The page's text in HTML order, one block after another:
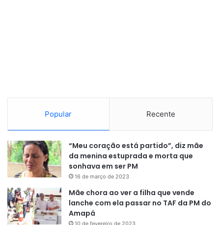
Para o engenheiro, o monitoramento vai permitir
acompanhar também as mudanças climáticas. “O satélite
Terra. Vai ter uma cobertura quase contínua de todas as
áreas imersas e cobertas de gelo. É uma massa de dados
muito interessante. Vai ter informações de biomassa, de
subterrânea e vai ter dois sensores. Um da Nasa na
chamada banda L e o dos indianos de um comprimento de
onda menor na banda S”, disse.
Popular Recente
“Meu coração está partido”, diz mãe
da menina estuprada e morta que
sonhava em ser PM
16 de março de 2023
Mãe chora ao ver a filha que vende
lanche com ela passar no TAF da PM do
Amapá
10 de fevereiro de 2023